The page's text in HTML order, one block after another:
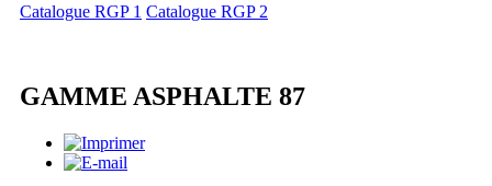
Catalogue RGP 1 Catalogue RGP 2
GAMME ASPHALTE 87